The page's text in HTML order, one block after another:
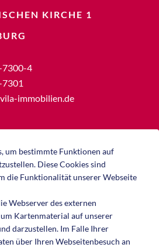
KIRCHE 1
7300-4
immobilien.de
ANZEIGEN
um bestimmte Funktionen auf
Diese Cookies sind
die Funktionalität unserer Webseite
Webserver des externen
Kartenmaterial auf unserer
darzustellen. Im Falle Ihrer
über Ihren Webseitenbesuch an